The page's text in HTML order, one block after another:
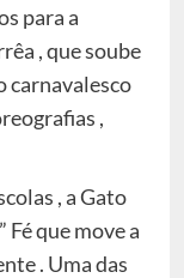
para a
, que soube
carnavalesco
,
, a Gato
Fé que move a
. Uma das